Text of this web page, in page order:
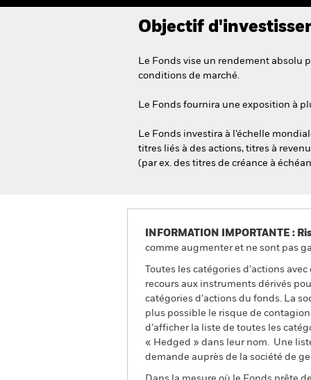
Objectif
Le Fonds vise un rendement absolu
conditions de marché.
Le Fonds fournira une exposition à
Le Fonds investira à l’échelle
titres liés à des actions, titres à
(par ex. des titres de créance à
INFORMATION IMPORTANTE :
comme augmenter et ne sont pas
Toutes les catégories d’actions
recours aux instruments dérivés
catégories d’actions du fonds. La
plus possible le risque de
d’afficher la liste de toutes les
« Hedged » dans leur nom. Une
demande auprès de la société de